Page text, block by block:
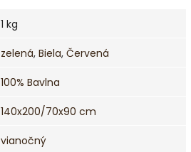
1 kg
zelená, Biela, Červená
100% Bavlna
140x200/70x90 cm
vianočný